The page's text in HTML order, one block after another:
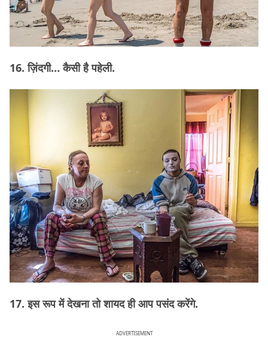
16. ज़िंदगी… कैसी है पहेली.
17. इस रूप में देखना तो शायद ही आप पसंद करेंगे.
ADVERTISEMENT